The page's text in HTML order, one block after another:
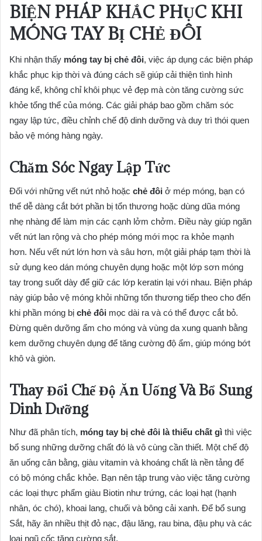
BIỆN PHÁP KHẮC PHỤC KHI
MÓNG TAY BỊ CHẺ ĐÔI
Khi nhận thấy móng tay bị chẻ đôi, việc áp dụng các biện pháp
khắc phục kịp thời và đúng cách sẽ giúp cải thiện tình hình
đáng kể, không chỉ khôi phục vẻ đẹp mà còn tăng cường sức
khỏe tổng thể của móng. Các giải pháp bao gồm chăm sóc
ngay lập tức, điều chỉnh chế độ dinh dưỡng và duy trì thói quen
bảo vệ móng hàng ngày.
Chăm Sóc Ngay Lập Tức
Đối với những vết nứt nhỏ hoặc chẻ đôi ở mép móng, bạn có
thể dễ dàng cắt bớt phần bị tổn thương hoặc dùng dũa móng
nhẹ nhàng để làm mịn các cạnh lởm chởm. Điều này giúp ngăn
vết nứt lan rộng và cho phép móng mới mọc ra khỏe mạnh
hơn. Nếu vết nứt lớn hơn và sâu hơn, một giải pháp tạm thời là
sử dụng keo dán móng chuyên dụng hoặc một lớp sơn móng
tay trong suốt dày để giữ các lớp keratin lại với nhau. Biện pháp
này giúp bảo vệ móng khỏi những tổn thương tiếp theo cho đến
khi phần móng bị chẻ đôi mọc dài ra và có thể được cắt bỏ.
Đừng quên dưỡng ẩm cho móng và vùng da xung quanh bằng
kem dưỡng chuyên dụng để tăng cường độ ẩm, giúp móng bớt
khô và giòn.
Thay Đổi Chế Độ Ăn Uống Và Bổ Sung
Dinh Dưỡng
Như đã phân tích, móng tay bị chẻ đôi là thiếu chất gì thì việc
bổ sung những dưỡng chất đó là vô cùng cần thiết. Một chế độ
ăn uống cân bằng, giàu vitamin và khoáng chất là nền tảng để
có bộ móng chắc khỏe. Bạn nên tập trung vào việc tăng cường
các loại thực phẩm giàu Biotin như trứng, các loại hạt (hạnh
nhân, óc chó), khoai lang, chuối và bông cải xanh. Để bổ sung
Sắt, hãy ăn nhiều thịt đỏ nạc, đậu lăng, rau bina, đậu phụ và các
loại ngũ cốc tăng cường sắt.